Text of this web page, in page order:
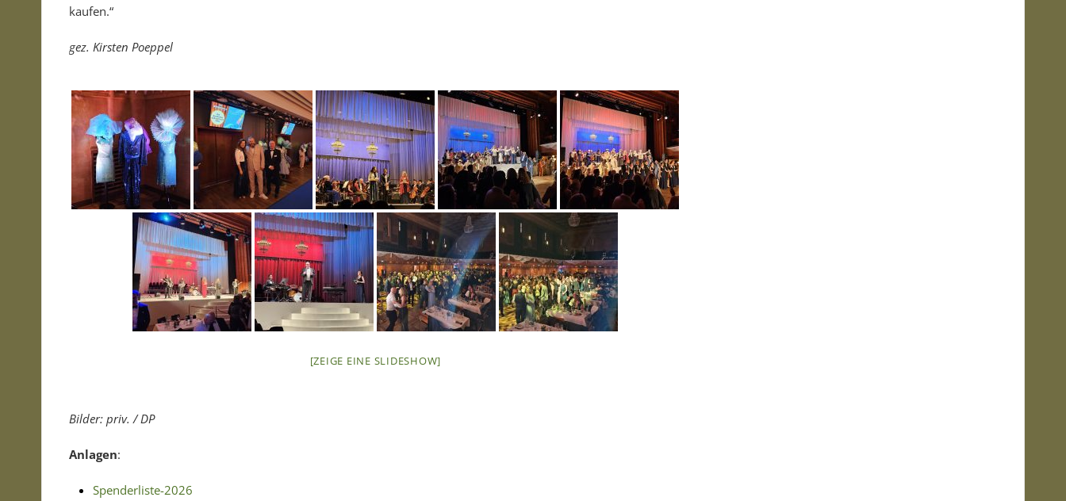
kaufen.“
gez. Kirsten Poeppel
[ZEIGE EINE SLIDESHOW]
Bilder: priv. / DP
Anlagen:
Spenderliste-2026